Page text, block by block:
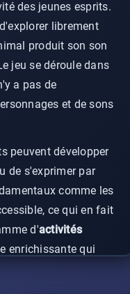
des jeunes esprits.
librement
produit son son
jeu se déroule dans
a pas de
et de sons
peuvent développer
de s'exprimer par
comme les
ce qui en fait
d'activités
enrichissante qui